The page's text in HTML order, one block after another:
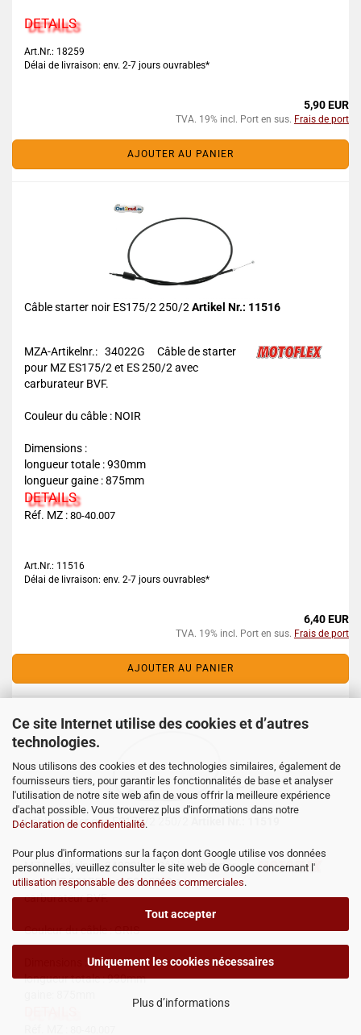
Ce site Internet utilise des cookies et d’autres
technologies.
Nous utilisons des cookies et des technologies similaires, également de
fournisseurs tiers, pour garantir les fonctionnalités de base et analyser
l'utilisation de notre site web afin de vous offrir la meilleure expérience
d'achat possible. Vous trouverez plus d'informations dans notre
Déclaration de confidentialité.
Pour plus d'informations sur la façon dont Google utilise vos données
personnelles, veuillez consulter le site web de Google concernant l'
utilisation responsable des données commerciales.
Tout accepter
Uniquement les cookies nécessaires
Plus d’informations
DETAILS
Art.Nr.: 18259
Délai de livraison: env. 2-7 jours ouvrables*
5,90 EUR
TVA. 19% incl. Port en sus. Frais de port
AJOUTER AU PANIER
Câble starter noir ES175/2 250/2 Artikel Nr.: 11516
MZA-Artikelnr.: 34022G
Câble de starter
pour MZ ES175/2 et ES 250/2 avec
carburateur BVF.
Couleur du câble : NOIR
Dimensions :
longueur totale : 930mm
longueur gaine : 875mm
DETAILS
Réf. MZ : 80-40.007
Art.Nr.: 11516
Délai de livraison: env. 2-7 jours ouvrables*
6,40 EUR
TVA. 19% incl. Port en sus. Frais de port
AJOUTER AU PANIER
Câble starter gris ES175/2 250/2
MZA-Artikelnr.: 34022HCâble de starter
pour MZ ES175/2 et ES 250/2 avec
carburateur BVF.
Couleur du câble : GRIS
Dimensions :
longueur totale : 930mm